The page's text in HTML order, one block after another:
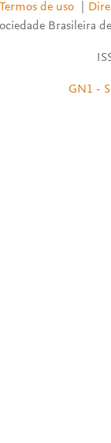
Termos de uso
Brasileira
GN1 -